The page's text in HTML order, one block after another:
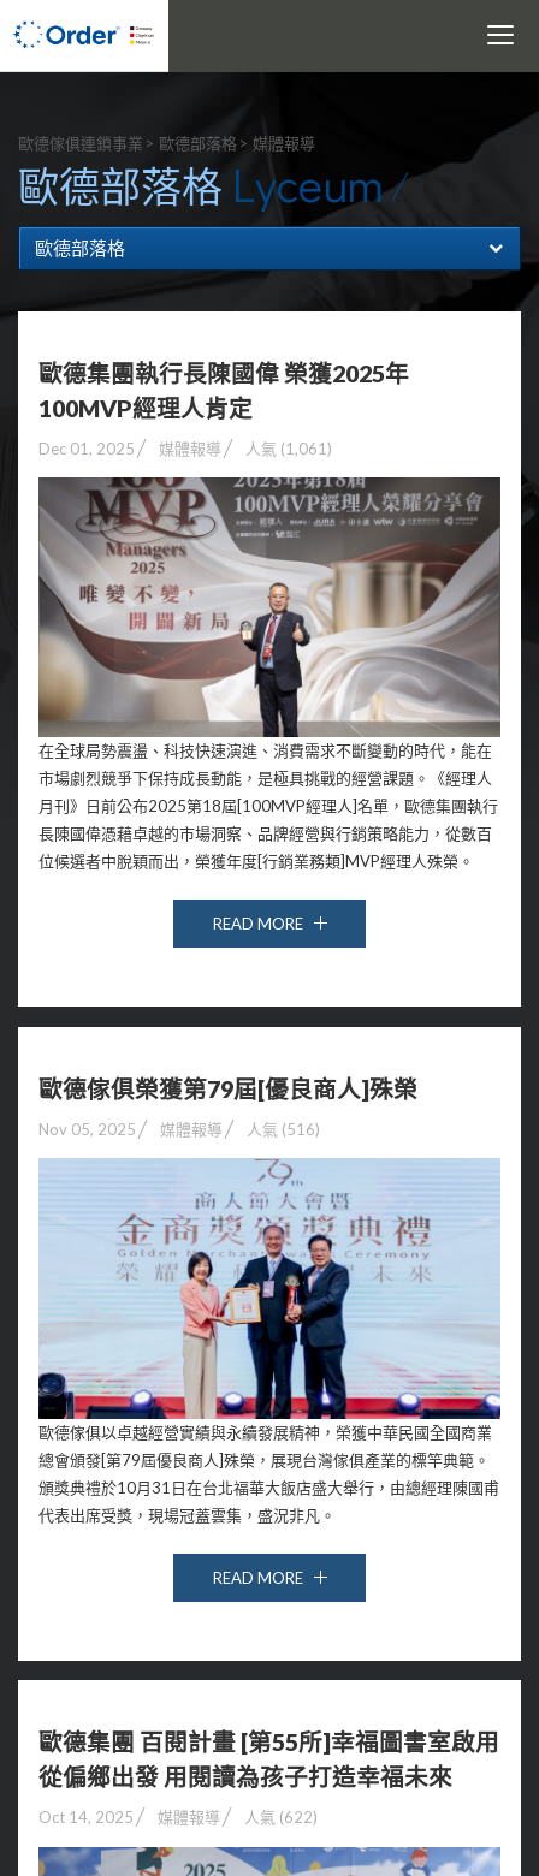
Toggle
歐德傢俱連鎖事業 歐德部落格 媒體報導
歐德部落格 Lyceum
歐德部落格
歐德集團執行長陳國偉 榮獲2025年
100MVP經理人肯定
Dec 01, 2025 媒體報導 人氣 (1,061)
在全球局勢震盪、科技快速演進、消費需求不斷變動的時代，能在
市場劇烈競爭下保持成長動能，是極具挑戰的經營課題。《經理人
月刊》日前公布2025第18屆[100MVP經理人]名單，歐德集團執行
長陳國偉憑藉卓越的市場洞察、品牌經營與行銷策略能力，從數百
位候選者中脫穎而出，榮獲年度[行銷業務類]MVP經理人殊榮。
READ MORE
歐德傢俱榮獲第79屆[優良商人]殊榮
Nov 05, 2025 媒體報導 人氣 (516)
歐德傢俱以卓越經營實績與永續發展精神，榮獲中華民國全國商業
總會頒發[第79屆優良商人]殊榮，展現台灣傢俱產業的標竿典範。
頒獎典禮於10月31日在台北福華大飯店盛大舉行，由總經理陳國甫
代表出席受獎，現場冠蓋雲集，盛況非凡。
READ MORE
歐德集團 百閱計畫 [第55所]幸福圖書室啟用
從偏鄉出發 用閱讀為孩子打造幸福未來
Oct 14, 2025 媒體報導 人氣 (622)